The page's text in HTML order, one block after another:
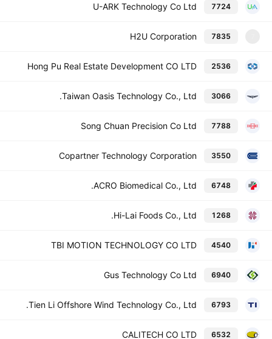
7724
U-ARK Technology Co Ltd
7835
H2U Corporation
2536
Hong Pu Real Estate Development CO LTD
3066
Taiwan Oasis Technology Co., Ltd.
7788
Song Chuan Precision Co Ltd
3550
Copartner Technology Corporation
6748
ACRO Biomedical Co., Ltd.
1268
Hi-Lai Foods Co., Ltd.
4540
TBI MOTION TECHNOLOGY CO LTD
6940
Gus Technology Co Ltd
6793
Tien Li Offshore Wind Technology Co., Ltd.
6532
CALITECH CO LTD